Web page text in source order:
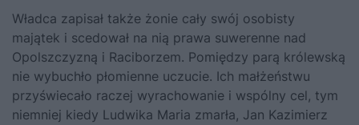
Władca zapisał także żonie cały swój osobisty
majątek i scedował na nią prawa suwerenne nad
Opolszczyzną i Raciborzem. Pomiędzy parą królewską
nie wybuchło płomienne uczucie. Ich małżeństwu
przyświecało raczej wyrachowanie i wspólny cel, tym
niemniej kiedy Ludwika Maria zmarła, Jan Kazimierz